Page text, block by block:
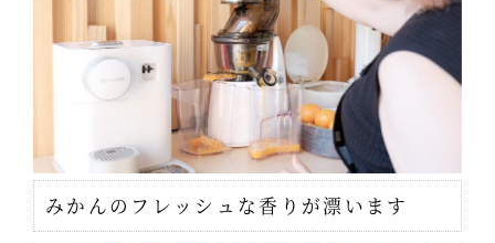
みかんのフレッシュな香りが漂います